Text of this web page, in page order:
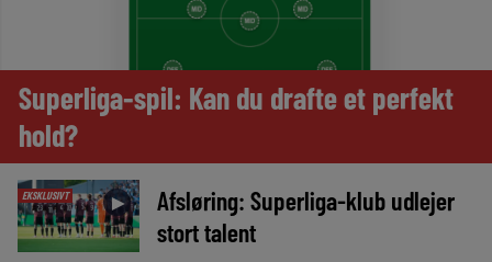
Superliga-spil: Kan du drafte et perfekt
hold?
EKSKLUSIVT ►
Afsløring: Superliga-klub udlejer
stort talent